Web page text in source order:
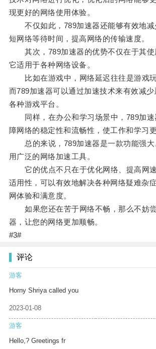
现更好的网络使用体验。
不仅如此，789加速器还能够有效地减
短网络等待时间，提高网络的传输速度。
其次，789加速器的优势不仅在于其使
它适用于各种网络设备。
比如在游戏中，网络延迟往往是游戏玩
而789加速器可以通过加速技术来有效减
各种游戏平台。
同样，在办公和学习场景中，789加速
障网络的稳定性和流畅性，使工作和学习
总的来说，789加速器是一款功能强大
用广泛的网络加速工具。
它的优点不只在于优化网络、提高网
适用性，可以有效地解决各种网络疑难杂
网体验和满意度。
如果您还在苦于网络不畅，那么不妨尝
器，让您的网络更加顺畅。
#3#
评论
游客
Horny Shriya called you
2023-01-08
游客
Hello,? Greetings fr